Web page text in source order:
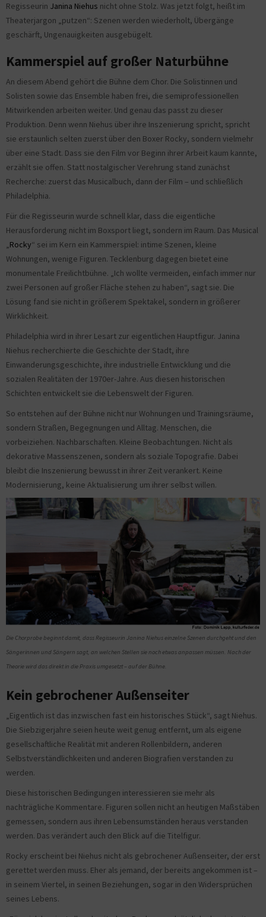
Regisseurin Janina Niehus nicht ohne Stolz. Was jetzt folgt, heißt im
Theaterjargon „putzen“: Szenen werden wiederholt, Übergänge
geschärft, Ungenauigkeiten ausgebügelt.
Kammerspiel auf großer Naturbühne
An diesem Abend gehört die Bühne dem Chor. Die Solistinnen und
Solisten sowie das Ensemble haben frei, die semiprofessionellen
Mitwirkenden arbeiten weiter. Und genau das passt zu dieser
Produktion. Denn wenn Niehus über ihre Inszenierung spricht, spricht
sie erstaunlich selten zuerst über den Boxer Rocky, sondern vielmehr
über eine Stadt. Dass sie den Film vor Beginn ihrer Arbeit kaum kannte,
erzählt sie offen. Statt nostalgischer Verehrung stand zunächst
Recherche: zuerst das Musicalbuch, dann der Film – und schließlich
Philadelphia.
Für die Regisseurin wurde schnell klar, dass die eigentliche
Herausforderung nicht im Boxsport liegt, sondern im Raum. Das Musical
„Rocky“ sei im Kern ein Kammerspiel: intime Szenen, kleine
Wohnungen, wenige Figuren. Tecklenburg dagegen bietet eine
monumentale Freilichtbühne. „Ich wollte vermeiden, einfach immer nur
zwei Personen auf großer Fläche stehen zu haben“, sagt sie. Die
Lösung fand sie nicht in größerem Spektakel, sondern in größerer
Wirklichkeit.
Philadelphia wird in ihrer Lesart zur eigentlichen Hauptfigur. Janina
Niehus recherchierte die Geschichte der Stadt, ihre
Einwanderungsgeschichte, ihre industrielle Entwicklung und die
sozialen Realitäten der 1970er-Jahre. Aus diesen historischen
Schichten entwickelt sie die Lebenswelt der Figuren.
So entstehen auf der Bühne nicht nur Wohnungen und Trainingsräume,
sondern Straßen, Begegnungen und Alltag. Menschen, die
vorbeiziehen. Nachbarschaften. Kleine Beobachtungen. Nicht als
dekorative Massenszenen, sondern als soziale Topografie. Dabei
bleibt die Inszenierung bewusst in ihrer Zeit verankert. Keine
Modernisierung, keine Aktualisierung um ihrer selbst willen.
Die Chorprobe beginnt damit, dass Regisseurin Janina Niehus einzelne Szenen durchgeht und den
Sängerinnen und Sängern sagt, an welchen Stellen sie noch etwas anpassen müssen. Nach der
Theorie wird das direkt in die Praxis umgesetzt – auf der Bühne.
Kein gebrochener Außenseiter
„Eigentlich ist das inzwischen fast ein historisches Stück“, sagt Niehus.
Die Siebzigerjahre seien heute weit genug entfernt, um als eigene
gesellschaftliche Realität mit anderen Rollenbildern, anderen
Selbstverständlichkeiten und anderen Biografien verstanden zu
werden.
Diese historischen Bedingungen interessieren sie mehr als
nachträgliche Kommentare. Figuren sollen nicht an heutigen Maßstäben
gemessen, sondern aus ihren Lebensumständen heraus verstanden
werden. Das verändert auch den Blick auf die Titelfigur.
Rocky erscheint bei Niehus nicht als gebrochener Außenseiter, der erst
gerettet werden muss. Eher als jemand, der bereits angekommen ist –
in seinem Viertel, in seinen Beziehungen, sogar in den Widersprüchen
seines Lebens.